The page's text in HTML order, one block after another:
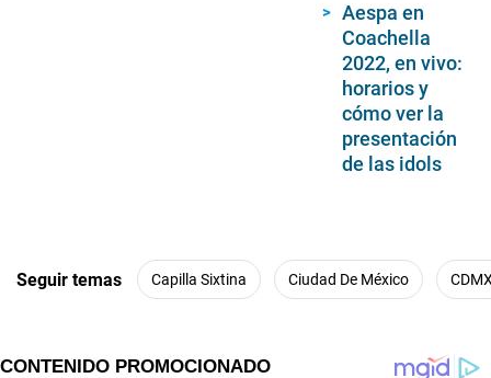
Aespa en
Coachella
2022, en vivo:
horarios y
cómo ver la
presentación
de las idols
Seguir temas Capilla Sixtina Ciudad De México